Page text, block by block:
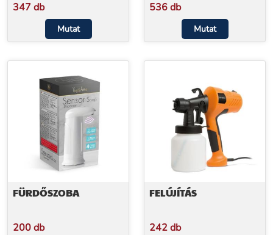
347 db
Mutat
536 db
Mutat
FÜRDŐSZOBA
200 db
FELÚJÍTÁS
242 db